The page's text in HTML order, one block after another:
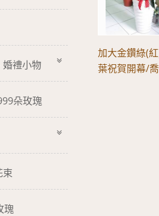
禮小物
朵玫瑰
束
瑰
加大金鑽綠(
葉祝賀開幕/